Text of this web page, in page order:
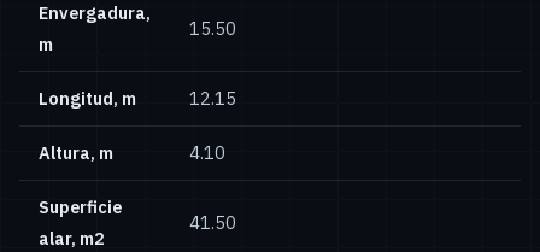
Envergadura,
m
15.50
Longitud, m 12.15
Altura, m 4.10
Superficie
alar, m2
41.50